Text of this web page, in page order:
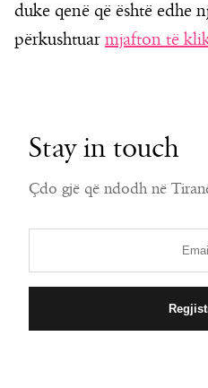
duke qenë që është edhe
përkushtuar mjafton të
Stay in touch
Çdo gjë që ndodh në